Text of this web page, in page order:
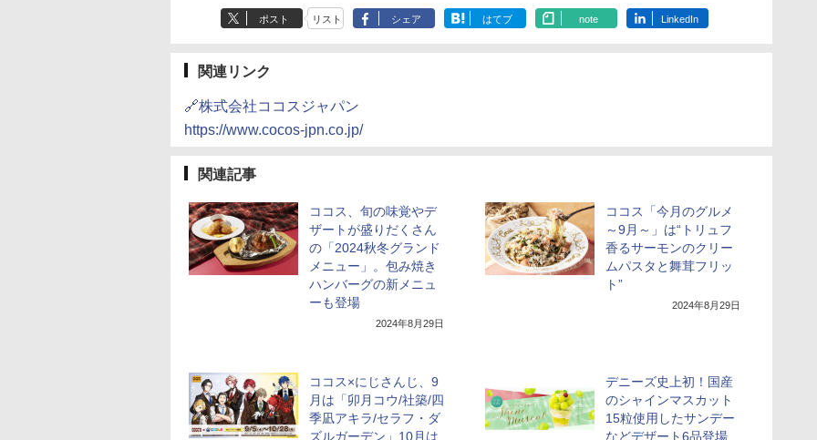
ポスト リスト シェア はてブ note LinkedIn
関連リンク
🔗株式会社ココスジャパン
https://www.cocos-jpn.co.jp/
関連記事
ココス、旬の味覚やデ
ザートが盛りだくさん
の「2024秋冬グランド
メニュー」。包み焼き
ハンバーグの新メニュ
ーも登場
2024年8月29日
ココス「今月のグルメ
～9月～」は“トリュフ
香るサーモンのクリー
ムパスタと舞茸フリッ
ト”
2024年8月29日
ココス×にじさんじ、9
月は「卯月コウ/社築/四
季凪アキラ/セラフ・ダ
ズルガーデン」10月は
デニーズ史上初！国産
のシャインマスカット
15粒使用したサンデー
などデザート6品登場